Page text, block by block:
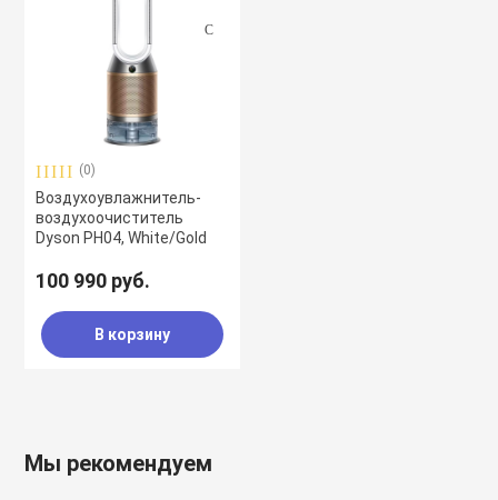
(0)
Воздухоувлажнитель-
воздухоочиститель
Dyson PH04, White/Gold
100 990 руб.
В корзину
Мы рекомендуем